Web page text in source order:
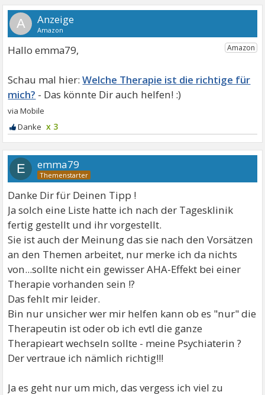
A
Hallo emma79,
Welche Therapie ist die richtige für
mich?
x 3
E emma79
Danke Dir für Deinen Tipp !
Ja solch eine Liste hatte ich nach der Tagesklinik
fertig gestellt und ihr vorgestellt.
Sie ist auch der Meinung das sie nach den Vorsätzen
an den Themen arbeitet, nur merke ich da nichts
von...sollte nicht ein gewisser AHA-Effekt bei einer
Therapie vorhanden sein !?
Das fehlt mir leider.
Bin nur unsicher wer mir helfen kann ob es "nur" die
Therapeutin ist oder ob ich evtl die ganze
Therapieart wechseln sollte - meine Psychiaterin ?
Der vertraue ich nämlich richtig!!!
Ja es geht nur um mich, das vergess ich viel zu